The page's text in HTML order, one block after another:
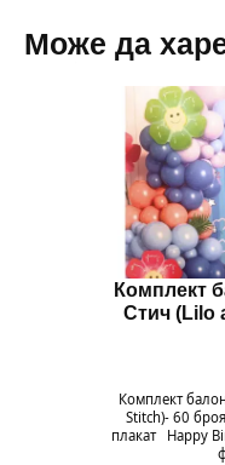
Може да
Комплект
Стич (Lilo
Комплект
Stitch)- 60
плакат Happy